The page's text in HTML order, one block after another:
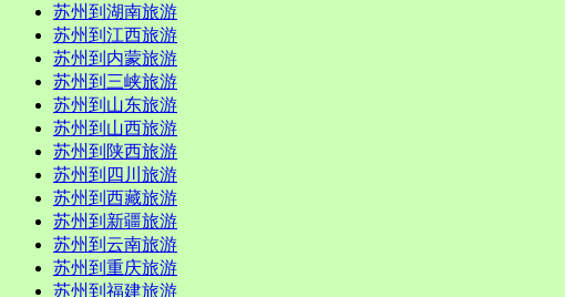
苏州到湖南旅游
苏州到江西旅游
苏州到内蒙旅游
苏州到三峡旅游
苏州到山东旅游
苏州到山西旅游
苏州到陕西旅游
苏州到四川旅游
苏州到西藏旅游
苏州到新疆旅游
苏州到云南旅游
苏州到重庆旅游
苏州到福建旅游